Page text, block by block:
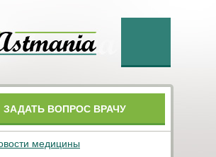
ЗАДАТЬ ВОПРОС ВРАЧУ
медицины